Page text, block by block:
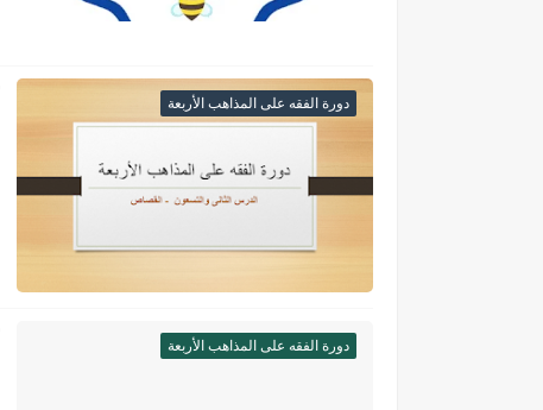
دورة الفقه على المذاهب الأربعة
دورة الفقه على المذاهب الأربعة